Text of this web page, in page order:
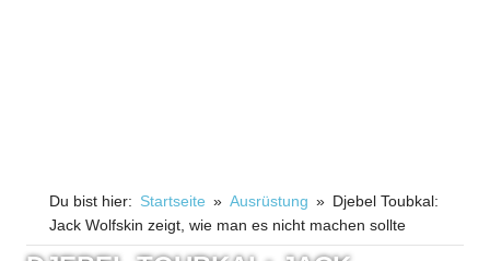
Du bist hier: Startseite Ausrüstung
Djebel Toubkal:
Jack Wolfskin zeigt, wie man es nicht machen sollte